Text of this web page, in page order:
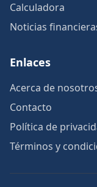
Calculadora
Noticias
Enlaces
Acerca de
Contacto
Política de
Términos y